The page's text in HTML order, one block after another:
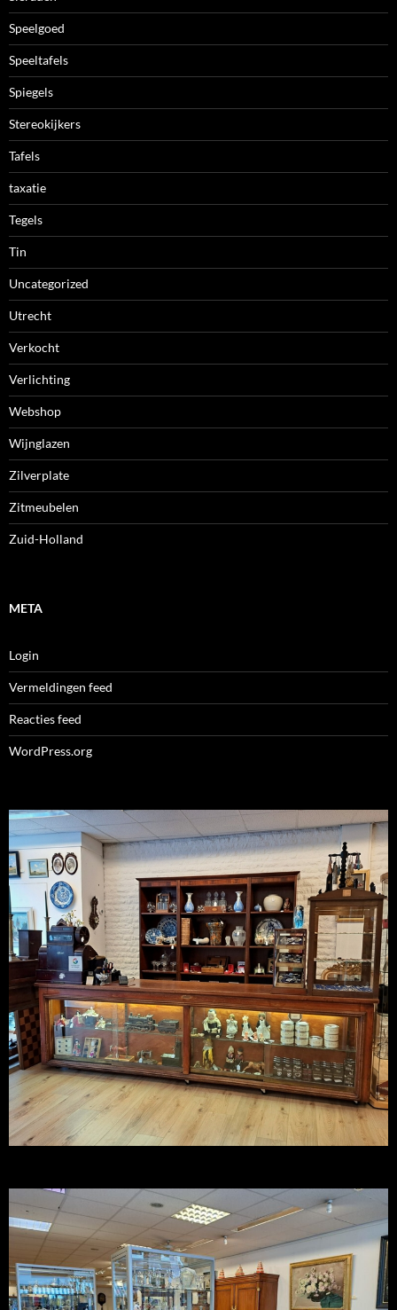
Speelgoed
Speeltafels
Spiegels
Stereokijkers
Tafels
taxatie
Tegels
Tin
Uncategorized
Utrecht
Verkocht
Verlichting
Webshop
Wijnglazen
Zilverplate
Zitmeubelen
Zuid-Holland
META
Login
Vermeldingen feed
Reacties feed
WordPress.org